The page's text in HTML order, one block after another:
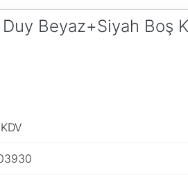
Beyaz+Siyah Boş